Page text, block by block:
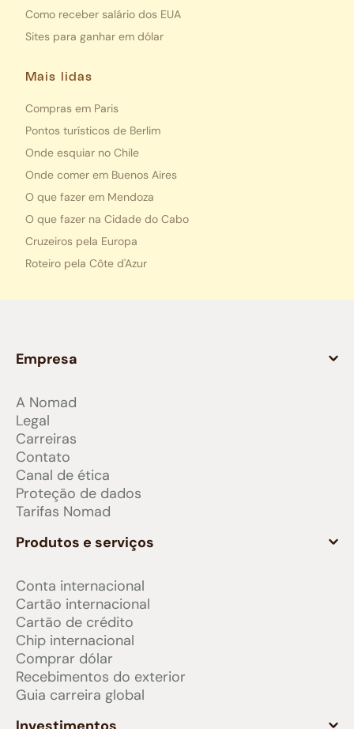
Como receber salário dos EUA
Sites para ganhar em dólar
Mais lidas
Compras em Paris
Pontos turísticos de Berlim
Onde esquiar no Chile
Onde comer em Buenos Aires
O que fazer em Mendoza
O que fazer na Cidade do Cabo
Cruzeiros pela Europa
Roteiro pela Côte d'Azur
Empresa
A Nomad
Legal
Carreiras
Contato
Canal de ética
Proteção de dados
Tarifas Nomad
Produtos e serviços
Conta internacional
Cartão internacional
Cartão de crédito
Chip internacional
Comprar dólar
Recebimentos do exterior
Guia carreira global